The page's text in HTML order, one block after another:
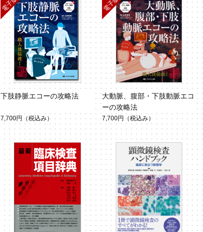
下肢静脈エコーの攻略法
7,700円 （税込み）
大動脈、腹部・下肢動脈エコ
ーの攻略法
7,700円 （税込み）